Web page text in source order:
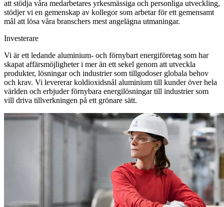
att stödja våra medarbetares yrkesmässiga och personliga utveckling,
stödjer vi en gemenskap av kollegor som arbetar för ett gemensamt
mål att lösa våra branschers mest angelägna utmaningar.
Investerare
Vi är ett ledande aluminium- och förnybart energiföretag som har
skapat affärsmöjligheter i mer än ett sekel genom att utveckla
produkter, lösningar och industrier som tillgodoser globala behov
och krav. Vi levererar koldioxidsnål aluminium till kunder över hela
världen och erbjuder förnybara energilösningar till industrier som
vill driva tillverkningen på ett grönare sätt.